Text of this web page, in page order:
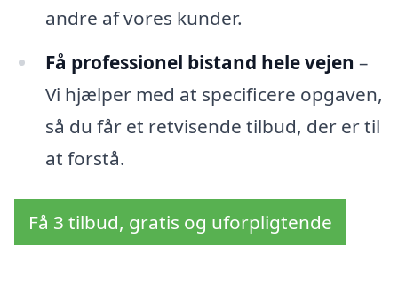
andre af vores kunder.
Få professionel bistand hele vejen –
Vi hjælper med at specificere opgaven,
så du får et retvisende tilbud, der er til
at forstå.
Få 3 tilbud, gratis og uforpligtende